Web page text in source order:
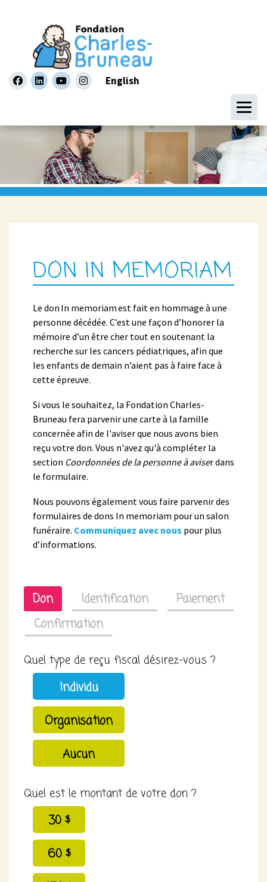
facebooklinkedinyoutubeinstagramEnglish
DON IN MEMORIAM
Le don In memoriam est fait en hommage à une
personne décédée. C’est une façon d’honorer la
mémoire d’un être cher tout en soutenant la
recherche sur les cancers pédiatriques, afin que
les enfants de demain n’aient pas à faire face à
cette épreuve.
Si vous le souhaitez, la Fondation Charles-
Bruneau fera parvenir une carte à la famille
concernée afin de l'aviser que nous avons bien
reçu votre don. Vous n'avez qu'à compléter la
section Coordonnées de la personne à aviser dans
le formulaire.
Nous pouvons également vous faire parvenir des
formulaires de dons In memoriam pour un salon
funéraire. Communiquez avec nous pour plus
d’informations.
Don Identification
Paiement
Confirmation
Quel type de reçu fiscal désirez-vous ?
Individu
Organisation
Aucun
Quel est le montant de votre don ?
30 $
60 $